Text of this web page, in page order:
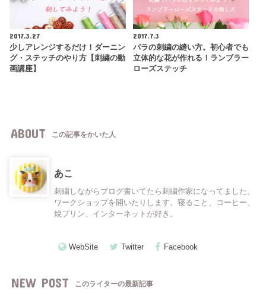
2017.3.27
少しアレンジするだけ！ダーニン
グ・ステッチのやり方【刺繍の動
画講座】
2017.7.3
バラの刺繍の縫い方。初心者でも
立体的な花が作れる！ランブラー
ローズステッチ
ABOUT この記事をかいた人
あこ
刺繍しながらブログ書いてたら刺繍作家になってました。
ワークショップを開いたりします。寝ること、コーヒー、
焼プリン、インターネットが好き。
WebSite Twitter Facebook
NEW POST このライターの最新記事